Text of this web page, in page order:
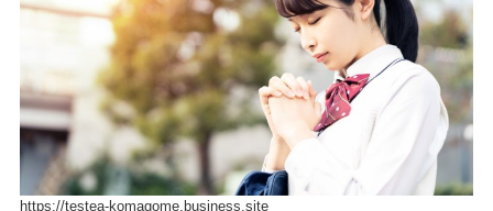
https://testea-komagome.business.site